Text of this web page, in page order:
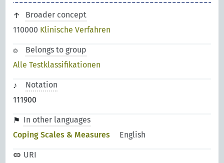
Broader concept
110000 Klinische Verfahren
Belongs to group
Alle Testklassifikationen
Notation
111900
In other languages
Coping Scales & Measures
English
URI